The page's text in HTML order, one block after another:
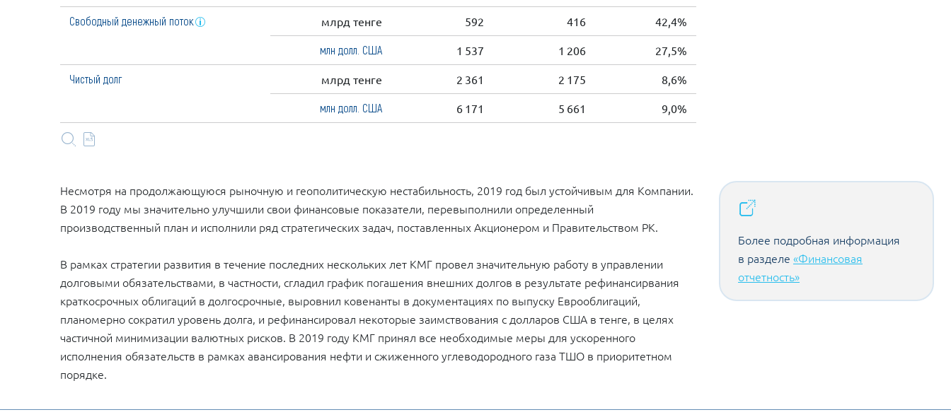
Свободный денежный поток млрд тенге 592 416 42,4%
млн долл. США 1 537 1 206 27,5%
Чистый долг млрд тенге 2 361 2 175 8,6%
млн долл. США 6 171 5 661 9,0%
Более подробная информация
в разделе «Финансовая
отчетность»
Несмотря на продолжающуюся рыночную и геополитическую нестабильность, 2019 год был устойчивым для Компании.
В 2019 году мы значительно улучшили свои финансовые показатели, перевыполнили определенный
производственный план и исполнили ряд стратегических задач, поставленных Акционером и Правительством РК.
В рамках стратегии развития в течение последних нескольких лет КМГ провел значительную работу в управлении
долговыми обязательствами, в частности, сгладил график погашения внешних долгов в результате рефинансирвания
краткосрочных облигаций в долгосрочные, выровнил ковенанты в документациях по выпуску Еврооблигаций,
планомерно сократил уровень долга, и рефинансировал некоторые заимствования с долларов США в тенге, в целях
частичной минимизации валютных рисков. В 2019 году КМГ принял все необходимые меры для ускоренного
исполнения обязательств в рамках авансирования нефти и сжиженного углеводородного газа ТШО в приоритетном
порядке.